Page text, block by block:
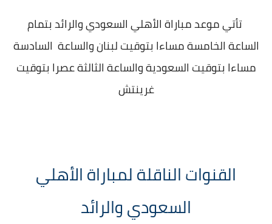
تأتي موعد مباراة الأهلي السعودي والرائد بتمام
الساعة الخامسة مساءا بتوقيت لبنان والساعة السادسة
مساءا بتوقيت السعودية والساعة الثالثة عصرا بتوقيت
غرينتش
القنوات الناقلة لمباراة الأهلي
السعودي والرائد